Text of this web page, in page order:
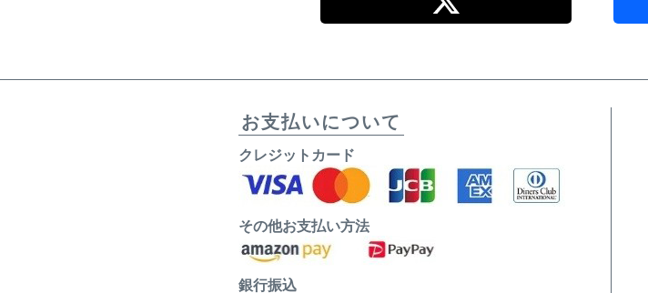
お支払いについて
クレジットカード
その他お支払い方法
銀行振込